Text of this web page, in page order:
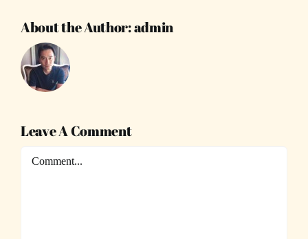
About the Author:admin
Leave A Comment
Comment